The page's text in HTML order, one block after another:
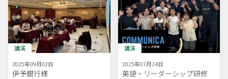
講演
2025年09月02日
伊予銀行様
講演
2025年07月24日
英語・リーダーシップ研修